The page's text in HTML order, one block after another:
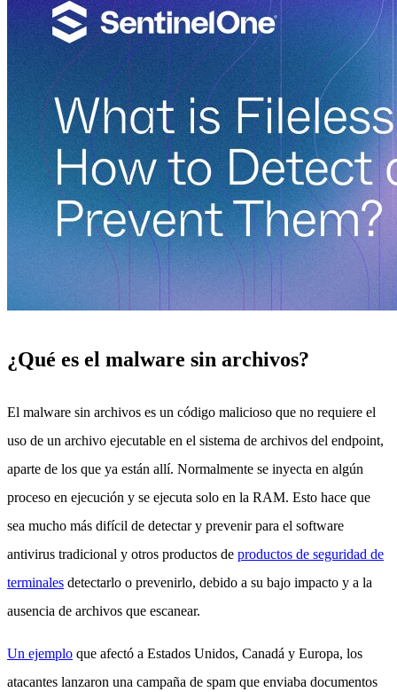
¿Qué es el malware sin archivos?
El malware sin archivos es un código malicioso que no requiere el
uso de un archivo ejecutable en el sistema de archivos del endpoint,
aparte de los que ya están allí. Normalmente se inyecta en algún
proceso en ejecución y se ejecuta solo en la RAM. Esto hace que
sea mucho más difícil de detectar y prevenir para el software
antivirus tradicional y otros productos de productos de seguridad de
terminales detectarlo o prevenirlo, debido a su bajo impacto y a la
ausencia de archivos que escanear.
Un ejemplo que afectó a Estados Unidos, Canadá y Europa, los
atacantes lanzaron una campaña de spam que enviaba documentos